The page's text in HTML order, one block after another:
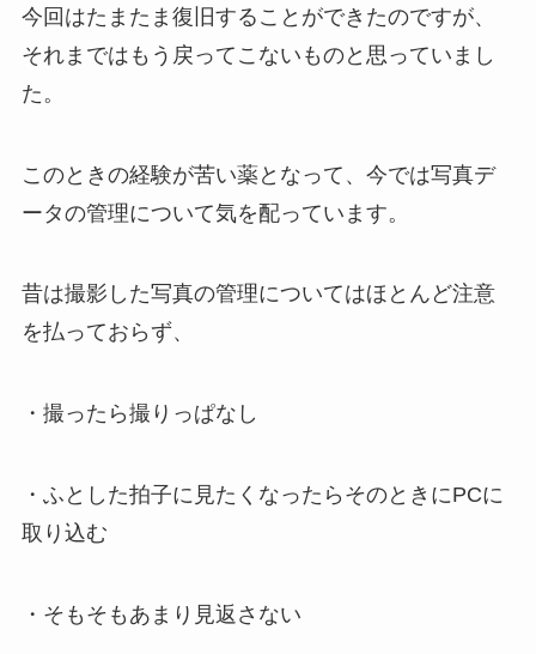
今回はたまたま復旧することができたのですが、
それまではもう戻ってこないものと思っていまし
た。
このときの経験が苦い薬となって、今では写真デ
ータの管理について気を配っています。
昔は撮影した写真の管理についてはほとんど注意
を払っておらず、
・撮ったら撮りっぱなし
・ふとした拍子に見たくなったらそのときにPCに
取り込む
・そもそもあまり見返さない